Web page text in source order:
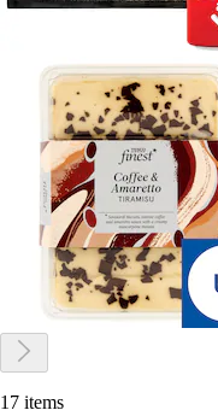
17 items